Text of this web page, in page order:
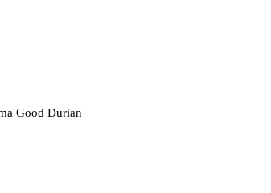
Good Durian